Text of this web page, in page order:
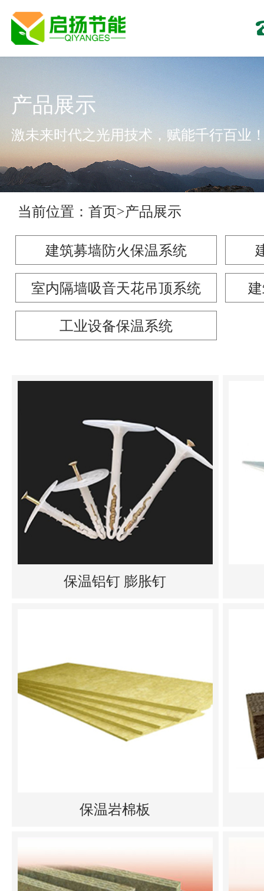
产品展示
激未来时代之光用技术，赋能千行百业
当前位置： 首页>产品展示
建筑募墙防火保温系统
室内隔墙吸音天花吊顶系统
工业设备保温系统
保温铝钉 膨胀钉
保温岩棉板